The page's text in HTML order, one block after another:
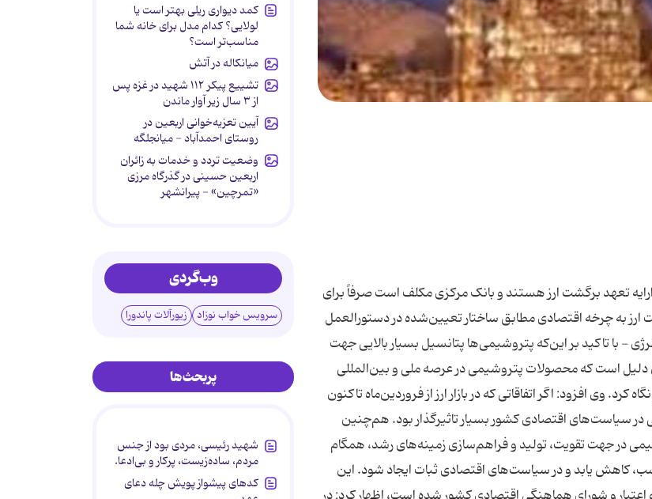
تعهد برگشت ارز هستند و بانک مرکزی مکلف است صرفاً برای
ارز به چرخه اقتصادی مطابق ساختار تعیین‌شده در دستورالعمل
- با تاکید بر این‌که پتروشیمی‌ها پتانسیل بسیار بالایی جهت
دلیل است که محصولات پتروشیمی در عرصه ملی و بین‌المللی
وی افزود: اگر اتفاقاتی که در بازار ارز از فروردین‌ماه تاکنون
سیاست‌های اقتصادی کشور بسیار تاثیرگذار بود. هم‌چنین
در جهت تقویت، تولید و فراهم‌سازی زمینه‌های رشد، همگام
کاهش یابد و در سیاست‌های اقتصادی ثبات ایجاد شود. این
کمد دیواری ریلی بهتر است یا
لولایی؟ کدام مدل برای خانه شما
مناسب‌تر است؟
میانکاله در آتش
تشییع پیکر ۱۱۲ شهید در غزه پس
از ۳ سال زیر آوار ماندن
آیین تعزیه‌خوانی اربعین در
روستای احمدآباد - میانجلگه
وضعیت تردد و خدمات به زائران
اربعین حسینی در گذرگاه مرزی
«تمرچین» - پیرانشهر
وب‌گردی
سرویس خواب نوزاد زیورآلات پاندورا
پربحث‌ها
شهید رئیسی، مردی بود از جنس
مردم، ساده‌زیست، پرکار و بی‌ادعا.
کدهای پیشواز پویش چله دعای